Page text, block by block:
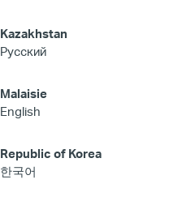
Kazakhstan
Русский
Malaisie
English
Republic of Korea
한국어